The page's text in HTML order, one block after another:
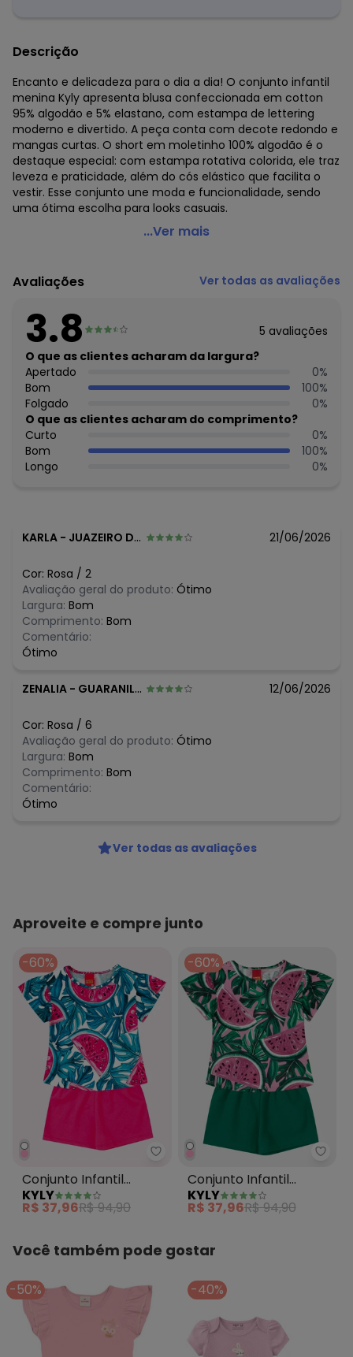
Descrição
Encanto e delicadeza para o dia a dia! O conjunto infantil
menina Kyly apresenta blusa confeccionada em cotton
95% algodão e 5% elastano, com estampa de lettering
moderno e divertido. A peça conta com decote redondo e
mangas curtas. O short em moletinho 100% algodão é o
destaque especial: com estampa rotativa colorida, ele traz
leveza e praticidade, além do cós elástico que facilita o
vestir. Esse conjunto une moda e funcionalidade, sendo
uma ótima escolha para looks casuais.
Kyly - Conjunto Infantil Menina Estampado Rosa
Modelagem: Ampla
Comprimento da Manga: Curta
Forro: Não
Cinto: Não acompanha
Cintura: Média
Decote Frente : Redondo
Decote Costas: Redondo
Fornecedor: KYLY INDUSTRIA TEXTIL LTDA / CNPJ
78.855.830/0001-98
Feito: Brasil
Cuidados para conservação do produto: Para melhor
conservação do produto, lavar à mão com sabão neutro.
Composição: Blusa 95%Algodao 5%Elastano, Short
100%Algodao
Histórico de preços
O preço apresentado abaixo é o menor oferecido em
algum dia do mês, para o menor tamanho disponível.
agosto/2026
julho/2026
R$ 35,96
abril/2026 R$ 35,96
fevereiro/2026
...Ver mais
Avaliações Ver todas as avaliações
3.8 5 avaliações
O que as clientes acharam da largura?
Apertado
0%
Bom
100%
Folgado
0%
O que as clientes acharam do comprimento?
Curto
0%
Bom
100%
Longo
0%
KARLA - JUAZEIRO DO NORTE - CE 21/06/2026
Cor: Rosa / 2
Avaliação geral do produto: Ótimo
Largura: Bom
Comprimento: Bom
Comentário:
Ótimo
ZENALIA - GUARANILANDIA JEQUITINHON - MG 12/06/2026
Cor: Rosa / 6
Avaliação geral do produto: Ótimo
Largura: Bom
Comprimento: Bom
Comentário:
Ótimo
Ver todas as avaliações
Aproveite e compre junto
-60%
Kyly - Conjunto Infantil Menina
Conjunto Infantil
Menina Melancia Rosa
KYLY
R$ 37,96R$ 94,90
-60%
Kyly
Conjunto Infantil
Menina Melancia Rosa
KYLY
R$ 37,96R$ 94,90
Você também pode gostar
-50% -40%